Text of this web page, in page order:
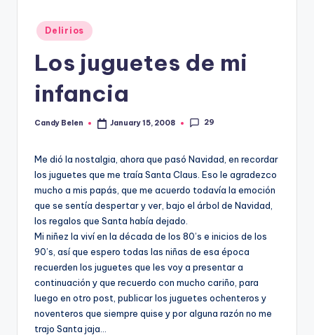
Posted
in
Delirios
Los juguetes de mi
infancia
Posted
Candy Belen January 15, 2008 29
Me dió la nostalgia, ahora que pasó Navidad, en recordar
los juguetes que me traí­a Santa Claus. Eso le agradezco
mucho a mis papás, que me acuerdo todaví­a la emoción
que se sentí­a despertar y ver, bajo el árbol de Navidad,
los regalos que Santa habí­a dejado.
Mi niñez la viví­ en la década de los 80’s e inicios de los
90’s, así­ que espero todas las niñas de esa época
recuerden los juguetes que les voy a presentar a
continuación y que recuerdo con mucho cariño, para
luego en otro post, publicar los juguetes ochenteros y
noventeros que siempre quise y por alguna razón no me
trajo Santa jaja…